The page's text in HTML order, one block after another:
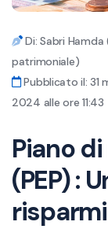
Di: Sabri Hamda
patrimoniale)
Pubblicato il: 31
2024 alle ore 11:43
Piano
(PEP) :